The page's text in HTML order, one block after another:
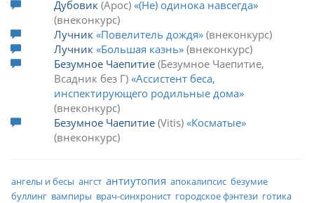
Дубовик Арос
(Не) одинока навсегда
внеконкурс
Лучник
Повелитель дождя
внеконкурс
Лучник
Большая казнь
внеконкурс
Безумное Чаепитие Безумное Чаепитие,
Всадник без Г
Ассистент беса,
инспектирующего родильные дома
внеконкурс
Безумное Чаепитие Vitis
Косматые
внеконкурс
ангелы и бесы ангст антиутопия апокалипсис безумие
буллинг вампиры врач-синхронист городское фэнтези готика